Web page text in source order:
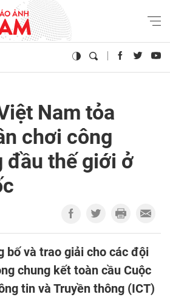
Nam tỏa
chơi công
đầu thế giới ở
bố và trao giải cho các đội
chung kết toàn cầu Cuộc
tin và Truyền thông (ICT)